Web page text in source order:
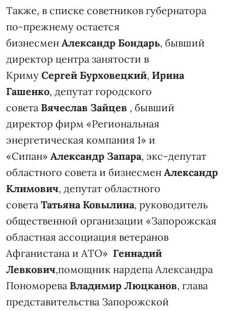
Также, в списке советников губернатора
по-прежнему остается
бизнесмен Александр Бондарь, бывший
директор центра занятости в
Криму Сергей Бурховецкий, Ирина
Гашенко, депутат городского
совета Вячеслав Зайцев , бывший
директор фирм «Региональная
энергетическая компания 1» и
«Сипан» Александр Запара, экс-депутат
областного совета и бизнесмен Александр
Климович, депутат областного
совета Татьяна Ковылина, руководитель
общественной организации «Запорожская
областная ассоциация ветеранов
Афганистана и АТО» Геннадий
Левкович,помощник нардепа Александра
Пономорева Владимир Люцканов, глава
представительства Запорожской